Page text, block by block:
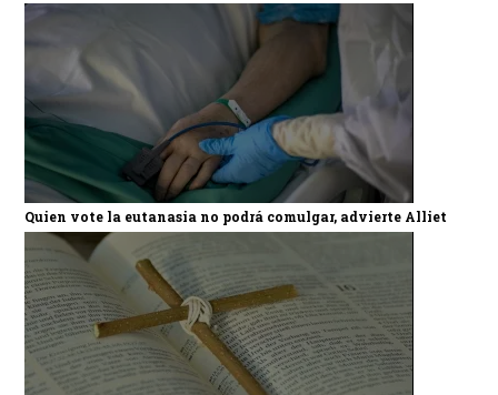
Quien vote la eutanasia no podrá comulgar, advierte Alliet